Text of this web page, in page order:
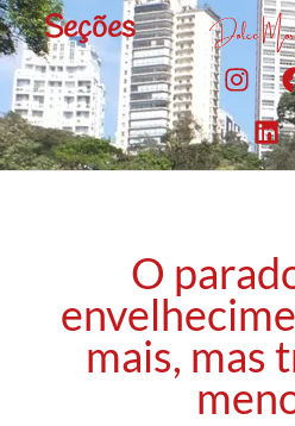
Seções
O
mais, mas